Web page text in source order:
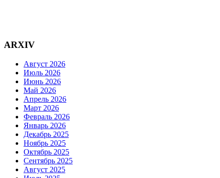
ARXIV
Август 2026
Июль 2026
Июнь 2026
Май 2026
Апрель 2026
Март 2026
Февраль 2026
Январь 2026
Декабрь 2025
Ноябрь 2025
Октябрь 2025
Сентябрь 2025
Август 2025